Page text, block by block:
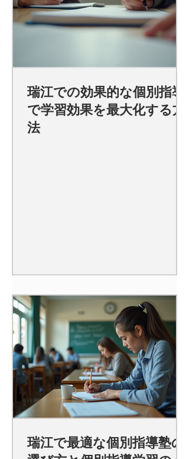
瑞江での効果的な個別指導
で学習効果を最大化する方
法
瑞江で最適な個別指導塾の